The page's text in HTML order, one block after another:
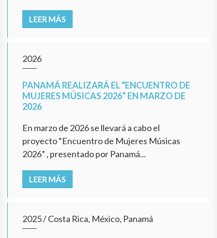
LEER MÁS
2026
PANAMÁ REALIZARÁ EL “ENCUENTRO DE
MUJERES MÚSICAS 2026” EN MARZO DE
2026
En marzo de 2026 se llevará a cabo el
proyecto “Encuentro de Mujeres Músicas
2026” , presentado por Panamá...
LEER MÁS
2025/Costa Rica, México, Panamá